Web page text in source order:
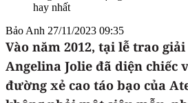
hay nhất
Bảo Anh 27/11/2023 09:35
Vào năm 2012, tại lễ trao
Angelina Jolie đã diện chiếc
đường xẻ cao táo bạo của